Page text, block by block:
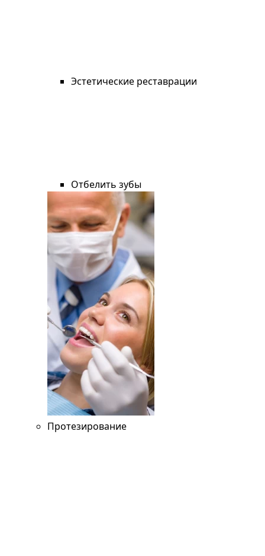
Эстетические реставрации
Отбелить зубы
Протезирование